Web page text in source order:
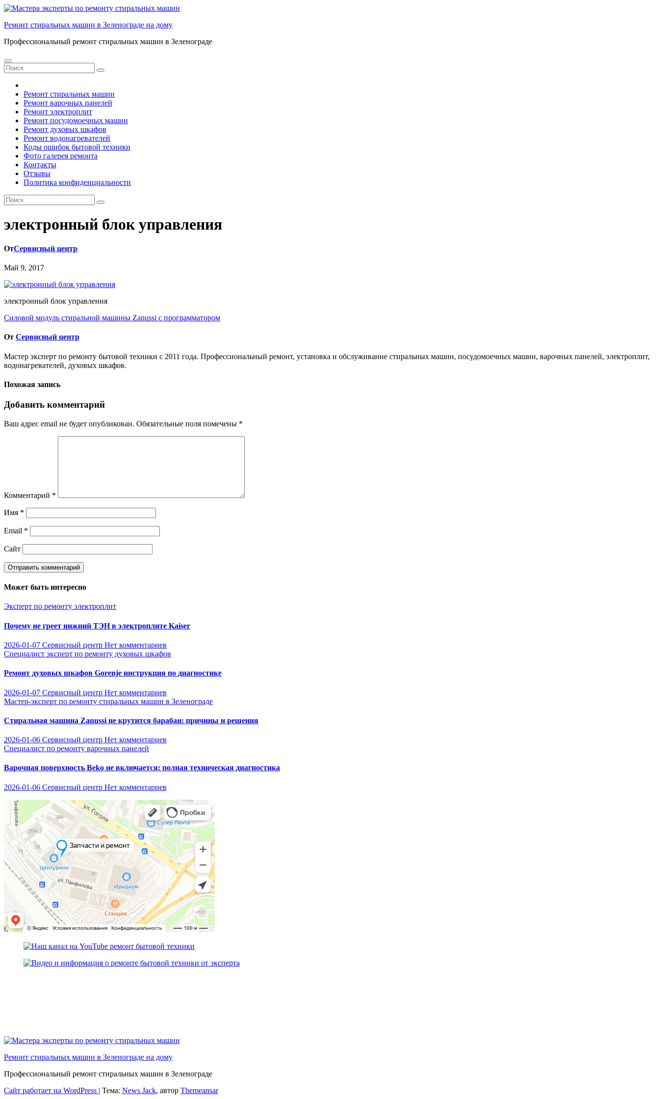
Перейти
содержанию
Ремонт стиральных машин в Зеленограде на дому
Профессиональный ремонт стиральных машин в Зеленограде
Ремонт стиральных машин
Ремонт варочных панелей
Ремонт электроплит
Ремонт посудомоечных машин
Ремонт духовых шкафов
Ремонт водонагревателей
Коды ошибок бытовой техники
Фото галерея ремонта
Контакты
Отзывы
Политика конфиденциальности
электронный блок управления
ОтСервисный центр
Май 9, 2017
электронный блок управления
Навигация
по
Силовой модуль стиральной машины Zanussi с программатором
От Сервисный центр
Мастер эксперт по ремонту бытовой техники с 2011 года. Профессиональный ремонт, установка и обслуживание стиральных машин, посудомоечных машин, варочных панелей, электроплит,
водонагревателей, духовых шкафов.
Похожая запись
Добавить комментарий
Ваш адрес email не будет опубликован. Обязательные поля помечены *
Комментарий *
Имя *
Email *
Сайт
Может быть интересно
Эксперт по ремонту электроплит
Почему не греет нижний ТЭН в электроплите Kaiser
2026-01-07 Сервисный центр Нет комментариев
Специалист эксперт по ремонту духовых шкафов
Ремонт духовых шкафов Gorenje инструкция по диагностике
2026-01-07 Сервисный центр Нет комментариев
Мастер-эксперт по ремонту стиральных машин в Зеленограде
Стиральная машина Zanussi не крутится барабан: причины и решения
2026-01-06 Сервисный центр Нет комментариев
Специалист по ремонту варочных панелей
Варочная поверхность Beko не включается: полная техническая диагностика
2026-01-06 Сервисный центр Нет комментариев
Ремонт стиральных машин в Зеленограде на дому
Профессиональный ремонт стиральных машин в Зеленограде
Сайт работает на WordPress | Тема: News Jack, автор Themeansar